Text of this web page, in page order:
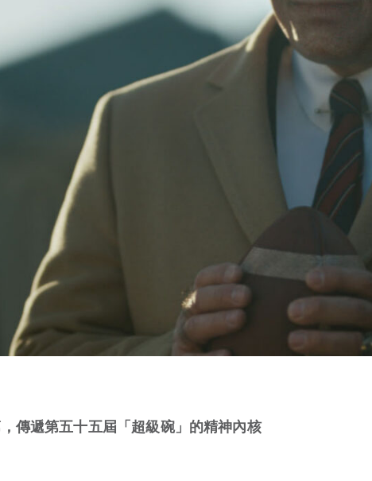
傳遞第五十五屆「超級碗」的精神內核